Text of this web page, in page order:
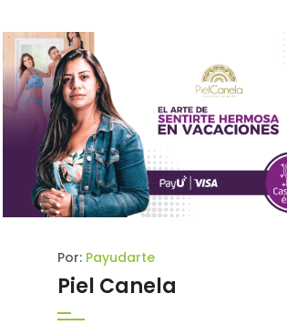
Por: Payudarte
Piel Canela